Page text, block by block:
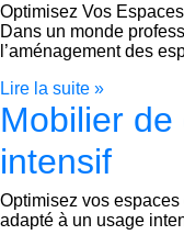
Optimisez Vos
Dans un monde
l’aménagement des
Lire la suite »
Mobilier
intensif
Optimisez vos
adapté à un usage